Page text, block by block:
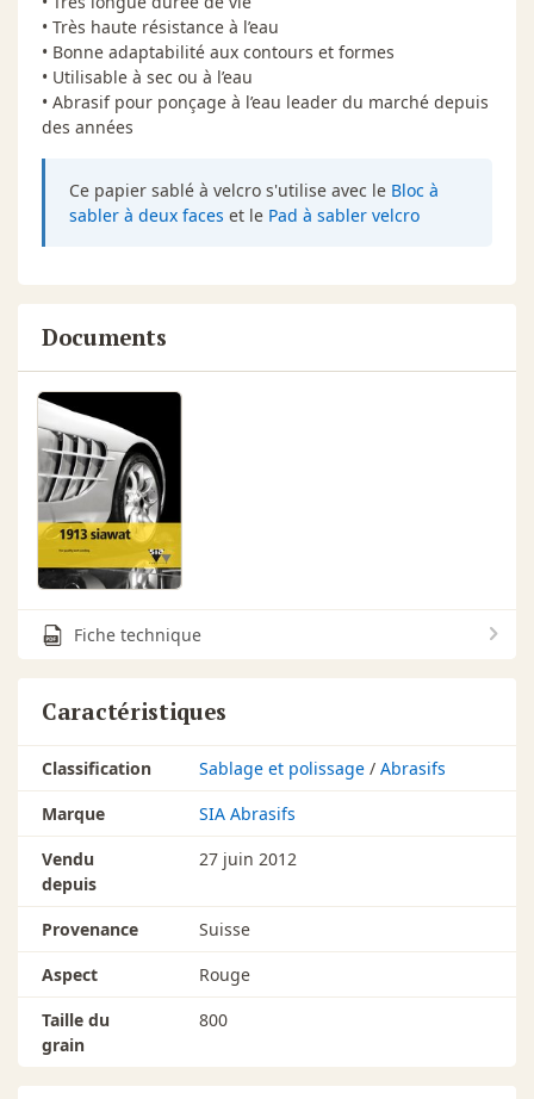
• Très haute résistance à l’eau
• Bonne adaptabilité aux contours et formes
• Utilisable à sec ou à l’eau
• Abrasif pour ponçage à l’eau leader du marché depuis
des années
Ce papier sablé à velcro s'utilise avec le Bloc à
sabler à deux faces et le Pad à sabler velcro
Documents
Fiche technique
Caractéristiques
Classification Sablage et polissage / Abrasifs
Marque
SIA Abrasifs
Vendu
depuis
27 juin 2012
Provenance
Suisse
Aspect
Rouge
Taille du
grain
800